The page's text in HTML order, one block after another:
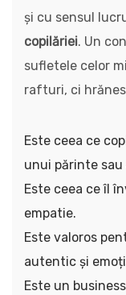
și cu sensul
copilăriei. Un
sufletele celor
rafturi, ci
Este ceea ce
unui părinte sau
Este ceea ce îl
empatie.
Este valoros
autentic și
Este un